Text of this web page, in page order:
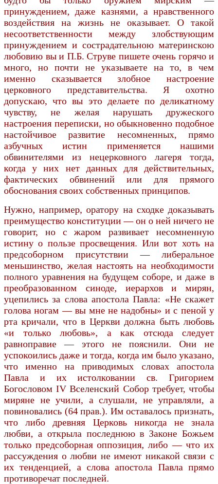
принуждением, даже казнями, а нравственного
воздействия на жизнь не оказывает. О такой
несоответственности между злобствующим
принуждением и сострадательною материнскою
любовию вы и П.Б. Струве пишете очень горячо и
много, но почти не указываете на то, в чем
именно сказывается злобное настроение
церковного представительства. Я охотно
допускаю, что вы это делаете по деликатному
чувству, не желая нарушать дружеского
настроения переписки, но обыкновенно подобное
настойчивое развитие несомненных, прямо
азбучных истин применяется нашими
обвинителями из нецерковного лагеря тогда,
когда у них нет данных для действительных,
фактических обвинений или для прямого
обоснования своих собственных принципов.
Нужно, например, оратору на сходке доказывать
преимущество конституции — он о ней ничего не
говорит, но с жаром развивает несомненную
истину о пользе просвещения. Или вот хоть на
предсоборном присутствии — либеральное
меньшинство, желая настоять на необходимости
полного уравнения на будущем соборе, и даже в
преобразованном синоде, иерархов и мирян,
уцепились за слова апостола Павла: «Не скажет
голова ногам — вы мне не надобны» и с пеной у
рта кричали, что в Церкви должна быть любовь
«и только любовь», а как отсюда следует
равноправие — этого не пояснили. Они не
успокоились даже и тогда, когда им было указано,
что именно на приводимых словах апостола
Павла и их истолковании св. Григорием
Богословом IV Вселенский Собор требует, чтобы
миряне не учили, а слушали, не управляли, а
повиновались (64 прав.). Им оставалось признать,
что либо древняя Церковь никогда не знала
любви, а открыла последнюю в Законе Божьем
только предсоборная оппозиция, либо — что их
рассуждения о любви не имеют никакой связи с
их тенденцией, а слова апостола Павла прямо
противоречат последней.